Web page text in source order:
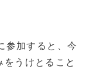
参加すると、今
をうけとること